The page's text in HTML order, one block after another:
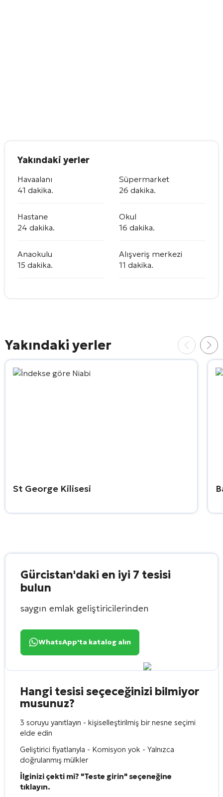
Yakındaki yerler
Havaalanı
41 dakika.
Süpermarket
26 dakika.
Hastane
24 dakika.
Okul
16 dakika.
Anaokulu
15 dakika.
Alışveriş merkezi
11 dakika.
Yakındaki yerler
St George Kilisesi
Gürcistan'daki en iyi 7 tesisi
bulun
saygın emlak geliştiricilerinden
WhatsApp'ta katalog alın
Hangi tesisi seçeceğinizi bilmiyor
musunuz?
3 soruyu yanıtlayın - kişiselleştirilmiş bir nesne seçimi
elde edin
Geliştirici fiyatlarıyla - Komisyon yok - Yalnızca
doğrulanmış mülkler
İlginizi çekti mi? "Teste girin" seçeneğine
tıklayın.